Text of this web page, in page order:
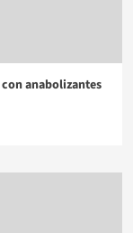
anabolizantes